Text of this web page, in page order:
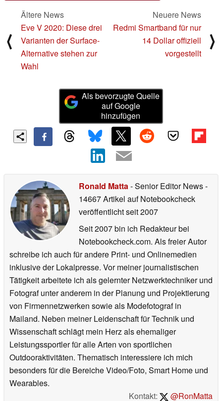
⟨
Ältere News
Eve V 2020: Diese drei
Varianten der Surface-
Alternative stehen zur
Wahl
Neuere News
Redmi Smartband für nur
14 Dollar offiziell
vorgestellt
⟩
Als bevorzugte Quelle
auf Google
hinzufügen
Ronald Matta- Senior Editor News-
14667 Artikel auf Notebookcheck
veröffentlichtseit 2007
Seit 2007 bin ich Redakteur bei
Notebookcheck.com. Als freier Autor
schreibe ich auch für andere Print- und Onlinemedien
inklusive der Lokalpresse. Vor meiner journalistischen
Tätigkeit arbeitete ich als gelernter Netzwerktechniker und
Fotograf unter anderem in der Planung und Projektierung
von Firmennetzwerken sowie als Modefotograf in
Mailand. Neben meiner Leidenschaft für Technik und
Wissenschaft schlägt mein Herz als ehemaliger
Leistungssportler für alle Arten von sportlichen
Outdooraktivitäten. Thematisch interessiere ich mich
besonders für die Bereiche Video/Foto, Smart Home und
Wearables.
Kontakt:
@RonMatta